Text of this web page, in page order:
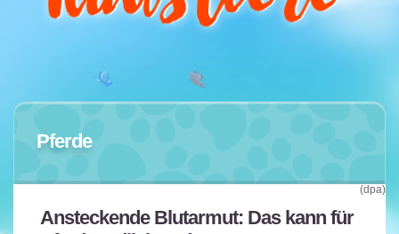
Pferde
Ansteckende Blutarmut: Das kann für
(dpa)